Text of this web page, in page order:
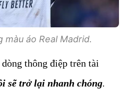
màu áo Real Madrid.
thông điệp trên tài
sẽ trở lại nhanh chóng.